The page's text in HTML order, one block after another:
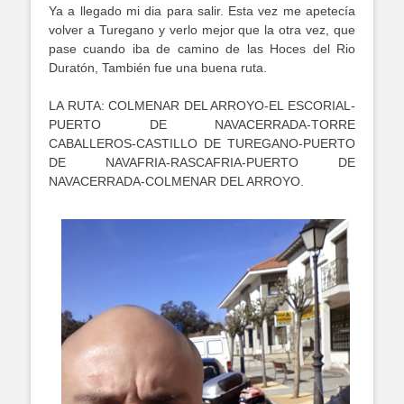
Ya a llegado mi dia para salir. Esta vez me apetecía
volver a Turegano y verlo mejor que la otra vez, que
pase cuando iba de camino de las Hoces del Rio
Duratón, También fue una buena ruta.
LA RUTA: COLMENAR DEL ARROYO-EL ESCORIAL-
PUERTO DE NAVACERRADA-TORRE
CABALLEROS-CASTILLO DE TUREGANO-PUERTO
DE NAVAFRIA-RASCAFRIA-PUERTO DE
NAVACERRADA-COLMENAR DEL ARROYO.